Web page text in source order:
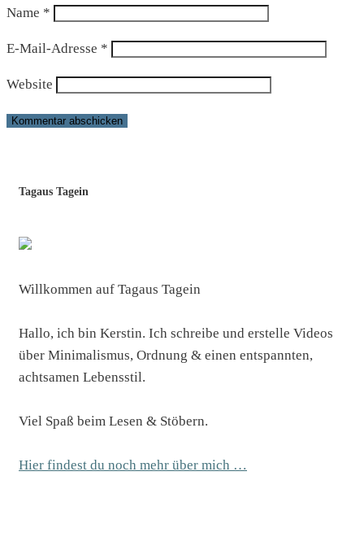
Name *
E-Mail-Adresse *
Website
Tagaus Tagein
Willkommen auf Tagaus Tagein
Hallo, ich bin Kerstin. Ich schreibe und erstelle Videos
über Minimalismus, Ordnung & einen entspannten,
achtsamen Lebensstil.
Viel Spaß beim Lesen & Stöbern.
Hier findest du noch mehr über mich …